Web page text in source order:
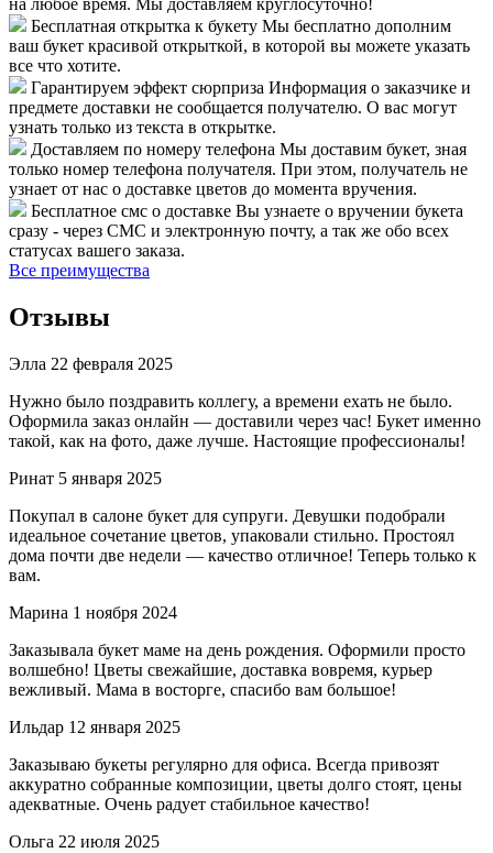
на любое время. Мы доставляем круглосуточно!
Бесплатная открытка к букету Мы бесплатно дополним
ваш букет красивой открыткой, в которой вы можете указать
все что хотите.
Гарантируем эффект сюрприза Информация о заказчике и
предмете доставки не сообщается получателю. О вас могут
узнать только из текста в открытке.
Доставляем по номеру телефона Мы доставим букет, зная
только номер телефона получателя. При этом, получатель не
узнает от нас о доставке цветов до момента вручения.
Бесплатное смс о доставке Вы узнаете о вручении букета
сразу - через СМС и электронную почту, а так же обо всех
статусах вашего заказа.
Все преимущества
Отзывы
Элла 22 февраля 2025
Нужно было поздравить коллегу, а времени ехать не было.
Оформила заказ онлайн — доставили через час! Букет именно
такой, как на фото, даже лучше. Настоящие профессионалы!
Ринат 5 января 2025
Покупал в салоне букет для супруги. Девушки подобрали
идеальное сочетание цветов, упаковали стильно. Простоял
дома почти две недели — качество отличное! Теперь только к
вам.
Марина 1 ноября 2024
Заказывала букет маме на день рождения. Оформили просто
волшебно! Цветы свежайшие, доставка вовремя, курьер
вежливый. Мама в восторге, спасибо вам большое!
Ильдар 12 января 2025
Заказываю букеты регулярно для офиса. Всегда привозят
аккуратно собранные композиции, цветы долго стоят, цены
адекватные. Очень радует стабильное качество!
Ольга 22 июля 2025